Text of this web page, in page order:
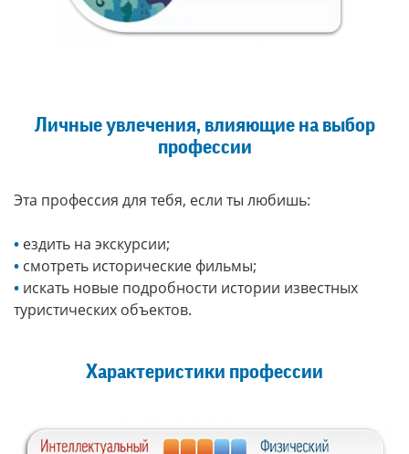
Личные увлечения, влияющие на выбор
профессии
Эта профессия для тебя, если ты любишь:
• ездить на экскурсии;
• смотреть исторические фильмы;
• искать новые подробности истории известных
туристических объектов.
Характеристики профессии